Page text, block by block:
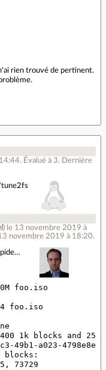
rien trouvé de pertinent.
. Évalué à 3. Dernière
tune2fs
) le 13 novembre 2019 à
novembre 2019 à 18:20.
foo.iso
foo.iso
blocks:
1k blocks and
49b1-a023-
blocks:
73729